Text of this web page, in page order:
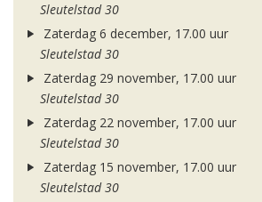
Sleutelstad 30
Zaterdag 6 december, 17.00 uur
Sleutelstad 30
Zaterdag 29 november, 17.00 uur
Sleutelstad 30
Zaterdag 22 november, 17.00 uur
Sleutelstad 30
Zaterdag 15 november, 17.00 uur
Sleutelstad 30